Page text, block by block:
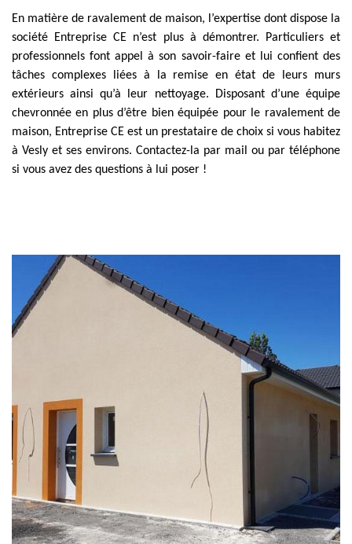
En matière de ravalement de maison, l’expertise dont dispose la
société Entreprise CE n’est plus à démontrer. Particuliers et
professionnels font appel à son savoir-faire et lui confient des
tâches complexes liées à la remise en état de leurs murs
extérieurs ainsi qu’à leur nettoyage. Disposant d’une équipe
chevronnée en plus d’être bien équipée pour le ravalement de
maison, Entreprise CE est un prestataire de choix si vous habitez
à Vesly et ses environs. Contactez-la par mail ou par téléphone
si vous avez des questions à lui poser !